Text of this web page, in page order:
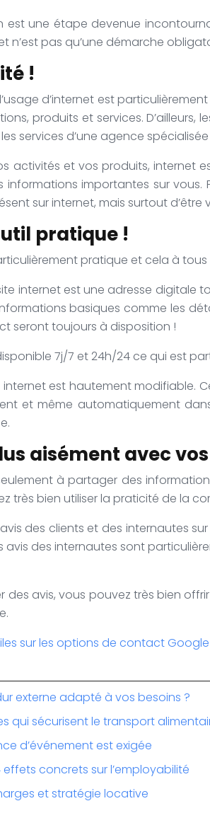
est une étape devenue
n’est pas qu’une démarche
!
d’internet est
produits et services.
services d’une agence
activités et vos produits, internet
importantes sur
sur internet, mais surtout d’être
pratique !
pratique et cela à tous
internet est une adresse digitale
basiques comme les
seront toujours à disposition !
7j/7 et 24h/24 ce qui est
est hautement modifiable.
et même automatiquement
aisément avec
à partager des
très bien utiliser la praticité de la
des clients et des internautes
avis des internautes sont
des avis, vous pouvez très bien
sur les options de contact
externe adapté à vos besoins ?
qui sécurisent le transport
d’événement est exigée
effets concrets sur l’employabilité
et stratégie locative